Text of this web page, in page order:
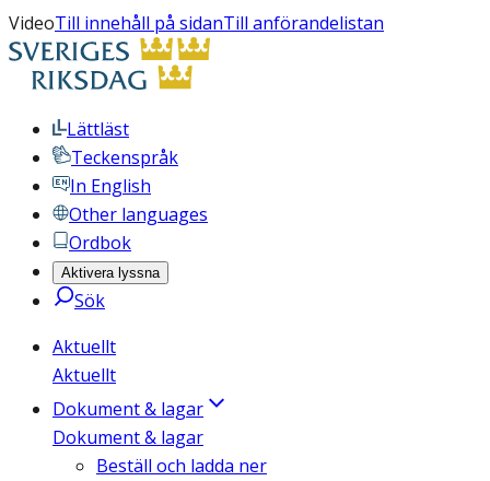
VideoTill innehåll på sidanTill anförandelistan
Lättläst
Teckenspråk
In English
Other languages
Ordbok
Aktivera lyssna
Sök
Aktuellt
Aktuellt
Dokument & lagar
Dokument & lagar
Beställ och ladda ner